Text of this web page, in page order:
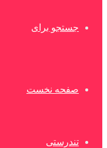
جستجو برای
صفحه نخست
تندرستی